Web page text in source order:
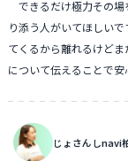
できるだけ極力その場
り添う人がいてほしい
てくるから離れるけど
について伝えることで安
じょさんしnavi